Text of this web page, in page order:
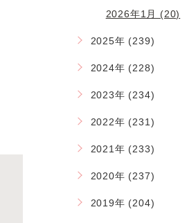
2026年1月 (20)
2025年 (239)
2024年 (228)
2023年 (234)
2022年 (231)
2021年 (233)
2020年 (237)
2019年 (204)